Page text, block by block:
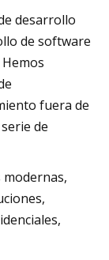
desarrollo
de software
fuera de
de
modernas,